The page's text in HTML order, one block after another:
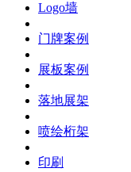
Logo墙
门牌案例
展板案例
落地展架
喷绘桁架
印刷